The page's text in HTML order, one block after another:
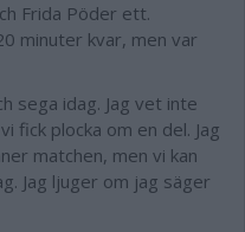
Frida Pöder ett.
minuter kvar, men var
sega idag. Jag vet inte
fick plocka om en del. Jag
matchen, men vi kan
Jag ljuger om jag säger